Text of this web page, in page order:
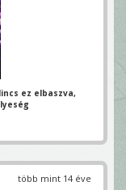
ez elbaszva,
több mint 14 éve